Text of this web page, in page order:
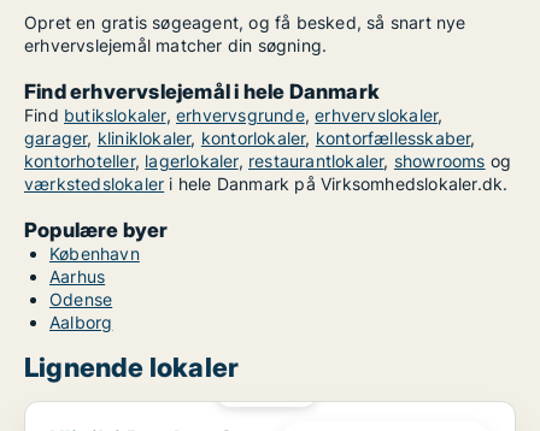
Opret en gratis søgeagent, og få besked, så snart nye
erhvervslejemål matcher din søgning.
Find erhvervslejemål i hele Danmark
Find butikslokaler,erhvervsgrunde,erhvervslokaler,
garager, kliniklokaler, kontorlokaler, kontorfællesskaber,
kontorhoteller, lagerlokaler, restaurantlokaler, showrooms og
værkstedslokaler i hele Danmark på Virksomhedslokaler.dk.
Populære byer
København
Aarhus
Odense
Aalborg
Lignende lokaler
Klinik i Randers C